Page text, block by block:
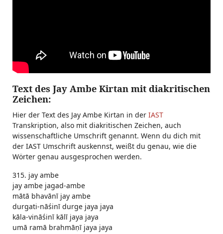
Text des Jay Ambe Kirtan mit diakritischen
Zeichen:
Hier der Text des Jay Ambe Kirtan in der IAST
Transkription, also mit diakritischen Zeichen, auch
wissenschaftliche Umschrift genannt. Wenn du dich mit
der IAST Umschrift auskennst, weißt du genau, wie die
Wörter genau ausgesprochen werden.
315. jay ambe
jay ambe jagad-ambe
mātā bhavānī jay ambe
durgati-nāśinī durge jaya jaya
kāla-vināśinī kālī jaya jaya
umā ramā brahmāṇī jaya jaya